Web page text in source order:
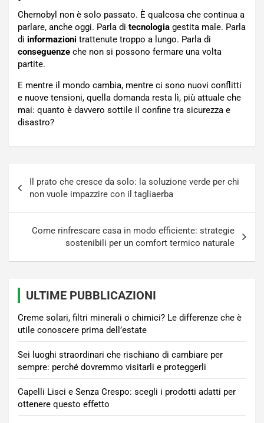
Chernobyl non è solo passato. È qualcosa che continua a
parlare, anche oggi. Parla di tecnologia gestita male. Parla
di informazioni trattenute troppo a lungo. Parla di
conseguenze che non si possono fermare una volta
partite.
E mentre il mondo cambia, mentre ci sono nuovi conflitti
e nuove tensioni, quella domanda resta lì, più attuale che
mai: quanto è davvero sottile il confine tra sicurezza e
disastro?
articoli
Il prato che cresce da solo: la soluzione verde per chi
non vuole impazzire con il tagliaerba
Come rinfrescare casa in modo efficiente: strategie
sostenibili per un comfort termico naturale
ULTIME PUBBLICAZIONI
Creme solari, filtri minerali o chimici? Le differenze che è
utile conoscere prima dell’estate
Sei luoghi straordinari che rischiano di cambiare per
sempre: perché dovremmo visitarli e proteggerli
Capelli Lisci e Senza Crespo: scegli i prodotti adatti per
ottenere questo effetto